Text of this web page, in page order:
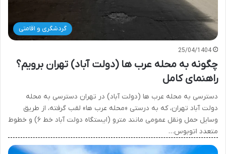
گردشگری و اقامتی
25/04/1404
چگونه به محله عرب ها (دولت آباد) تهران برویم؟
راهنمای کامل
دسترسی به محله عرب ها (دولت آباد) در تهران دسترسی به محله
دولت آباد تهران، که به درستی «محله عرب ها» لقب گرفته، از طریق
وسایل حمل ونقل عمومی مانند مترو (ایستگاه دولت آباد خط ۶) و خطوط
متعدد اتوبوس…